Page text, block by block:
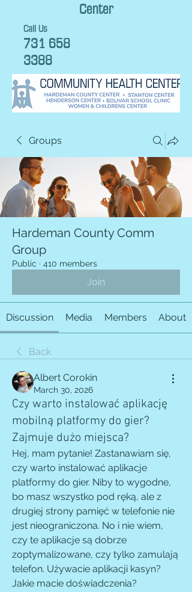
Center
Call Us
731 658
3388
Groups
Hardeman County Comm
Group
Public · 410 members
Join
Discussion Media Members About
Back
Albert Corokin
March 30, 2026
Czy warto instalować aplikację
mobilną platformy do gier?
Zajmuje dużo miejsca?
Hej, mam pytanie! Zastanawiam się,
czy warto instalować aplikacje
platformy do gier. Niby to wygodne,
bo masz wszystko pod ręką, ale z
drugiej strony pamięć w telefonie nie
jest nieograniczona. No i nie wiem,
czy te aplikacje są dobrze
zoptymalizowane, czy tylko zamulają
telefon. Używacie aplikacji kasyn?
Jakie macie doświadczenia?